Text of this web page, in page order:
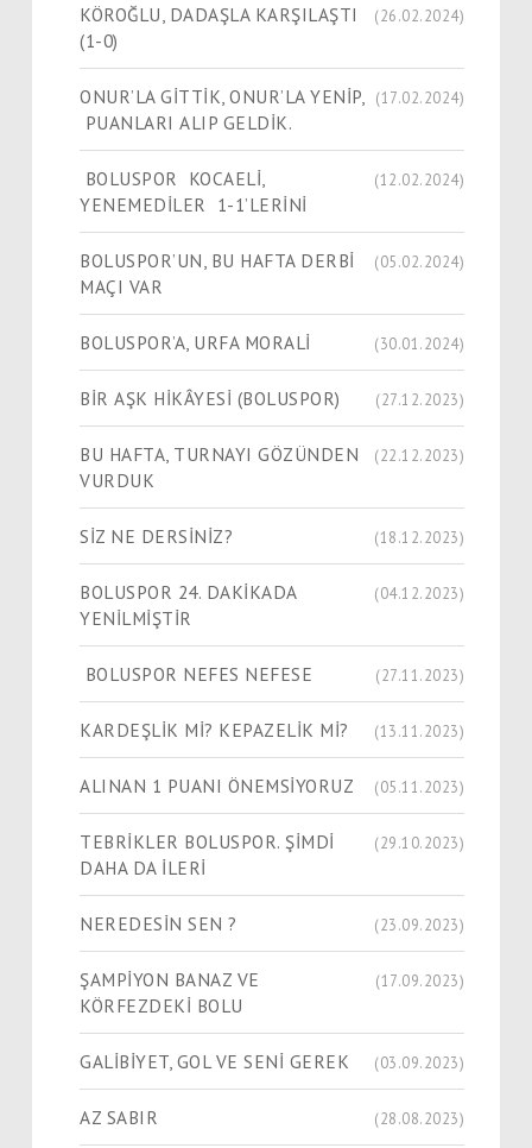
KÖROĞLU, DADAŞLA KARŞILAŞTI
(1-0)
(26.02.2024)
ONUR’LA GİTTİK, ONUR’LA YENİP,
PUANLARI ALIP GELDİK.
(17.02.2024)
BOLUSPOR KOCAELİ,
YENEMEDİLER 1-1’LERİNİ
(12.02.2024)
BOLUSPOR’UN, BU HAFTA DERBİ
MAÇI VAR
(05.02.2024)
BOLUSPOR’A, URFA MORALİ (30.01.2024)
​​​​​​​BİR AŞK HİKÂYESİ (BOLUSPOR) (27.12.2023)
BU HAFTA, TURNAYI GÖZÜNDEN
VURDUK
(22.12.2023)
SİZ NE DERSİNİZ? (18.12.2023)
BOLUSPOR 24. DAKİKADA
YENİLMİŞTİR
(04.12.2023)
BOLUSPOR NEFES NEFESE (27.11.2023)
KARDEŞLİK Mİ? KEPAZELİK Mİ? (13.11.2023)
ALINAN 1 PUANI ÖNEMSİYORUZ (05.11.2023)
TEBRİKLER BOLUSPOR. ŞİMDİ
DAHA DA İLERİ
(29.10.2023)
NEREDESİN SEN ? (23.09.2023)
ŞAMPİYON BANAZ VE
KÖRFEZDEKİ BOLU
(17.09.2023)
GALİBİYET, GOL VE SENİ GEREK (03.09.2023)
AZ SABIR (28.08.2023)